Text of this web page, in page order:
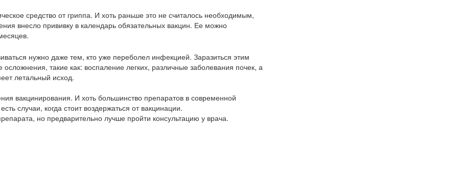
средство от гриппа. И хоть раньше это не считалось необходимым,
внесло прививку в календарь обязательных вакцин. Ее можно
нужно даже тем, кто уже переболел инфекцией. Заразиться этим
такие как: воспаление легких, различные заболевания почек, а
летальный исход.
вакцинирования. И хоть большинство препаратов в современной
случаи, когда стоит воздержаться от вакцинации.
но предварительно лучше пройти консультацию у врача.